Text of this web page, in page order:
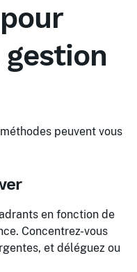
peuvent vous
en fonction de
Concentrez-vous
et déléguez ou